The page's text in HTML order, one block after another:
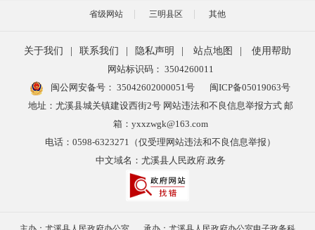
省级网站 三明县区 其他
关于我们 联系我们 隐私声明 站点地图
使用帮助
网站标识码： 3504260011
闽公网安备号： 35042602000051号
闽ICP备05019063号
地址：尤溪县城关镇建设西街2号 网站违法和不良信息举报方式 邮
箱：yxxzwgk@163.com
电话：0598-6323271（仅受理网站违法和不良信息举报）
中文域名：尤溪县人民政府.政务